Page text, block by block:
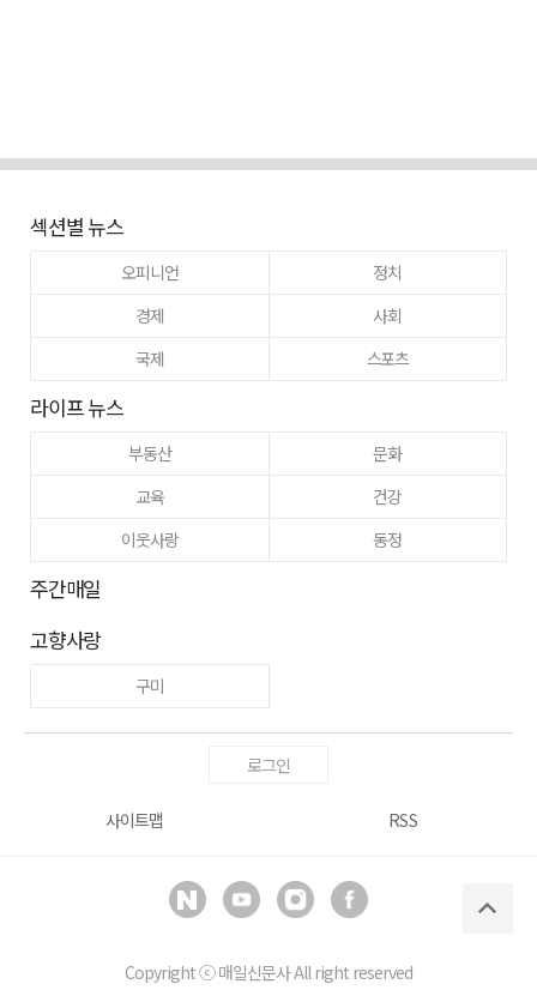
섹션별 뉴스
오피니언
정치
경제
사회
국제
스포츠
라이프 뉴스
부동산
문화
교육
건강
이웃사랑
동정
주간매일
고향사랑
구미
로그인
사이트맵 RSS
Copyright ⓒ매일신문사All right reserved